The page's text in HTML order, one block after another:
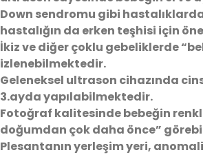
Down sendromu gibi
hastalığın da erken teşhisi için
İkiz ve diğer çoklu gebeliklerde
izlenebilmektedir.
Geleneksel ultrason cihazında
3.ayda yapılabilmektedir.
Fotoğraf kalitesinde bebeğin
doğumdan çok daha önce”
Plesantanın yerleşim yeri,